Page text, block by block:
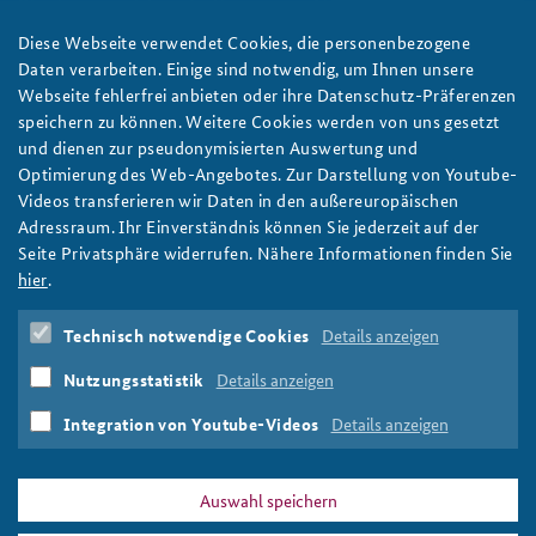
Sicherheitsstrategie braucht eine Theory of Success
Ein Nationaler Sicherheitsrat soll künftig für die
Strategieentwicklung zuständig sein und zu einer deutschen
Sicherheitspolitik aus einem Guss beitragen. In unserem
Arbeitspapier blicken Holger Janusch und Thomas Dörfler auf
die gegenwärtige Sicherheitsstrategie der Bundesrepublik und
geben Empfehlungen, wie das gelingen kann. Foto:
Bundesregierung/Guido Bergmann
weiter
Sicherheitsstrategie,Bundesregierung,Strategie,
Sicherheitspolitik,Theory of Success,
Sicherheitsarchitektur
Szenarioanalyse
Strategieentwicklung,Monitoring,Evaluation
Strategiebildung
Diese Webseite verwendet Cookies, die personenbezogene
Daten verarbeiten. Einige sind notwendig, um Ihnen unsere
Webseite fehlerfrei anbieten oder ihre Datenschutz-Präferenzen
speichern zu können. Weitere Cookies werden von uns gesetzt
und dienen zur pseudonymisierten Auswertung und
Optimierung des Web-Angebotes. Zur Darstellung von Youtube-
Videos transferieren wir Daten in den außereuropäischen
Adressraum. Ihr Einverständnis können Sie jederzeit auf der
Seite Privatsphäre widerrufen. Nähere Informationen finden Sie
hier.
Technisch notwendige Cookies Details anzeigen
Nutzungsstatistik Details anzeigen
Integration von Youtube-Videos Details anzeigen
Auswahl speichern